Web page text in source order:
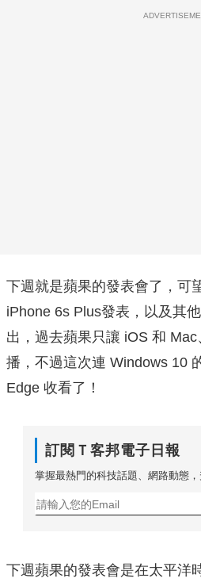
下週就是蘋果的發表會了，可
iPhone 6s Plus發表，以及其
出，過去蘋果只讓 iOS 和
播，不過這次連 Windows 10
Edge 收看了！
訂閱Ｔ客邦電子日報
掌握最熱門的科技話題、網路動態，
下週蘋果的發表會是在太平洋